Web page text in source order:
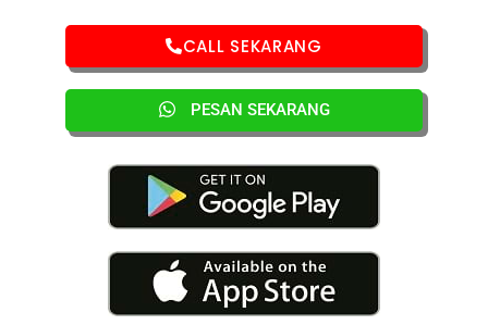
CALL SEKARANG
PESAN SEKARANG